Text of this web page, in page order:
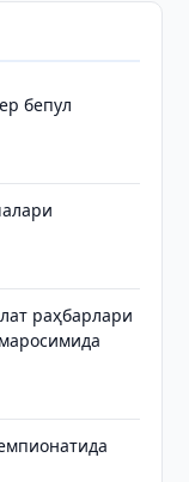
бепул
раҳбарлари